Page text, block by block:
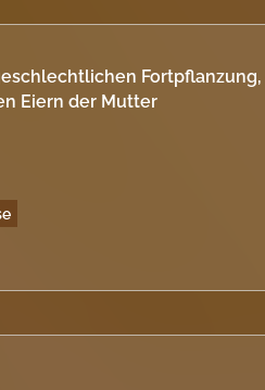
Eiern der Mutter